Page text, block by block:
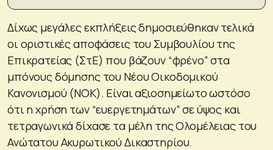
Δίχως μεγάλες εκπλήξεις δημοσιεύθηκαν τελικά
οι οριστικές αποφάσεις του Συμβουλίου της
Επικρατείας (ΣτΕ) που βάζουν “φρένο” στα
μπόνους δόμησης του Νέου Οικοδομικού
Κανονισμού (ΝΟΚ). Είναι αξιοσημείωτο ωστόσο
ότι η χρήση των “ευεργετημάτων” σε ύψος και
τετραγωνικά δίχασε τα μέλη της Ολομέλειας του
Ανώτατου Ακυρωτικού Δικαστηρίου.